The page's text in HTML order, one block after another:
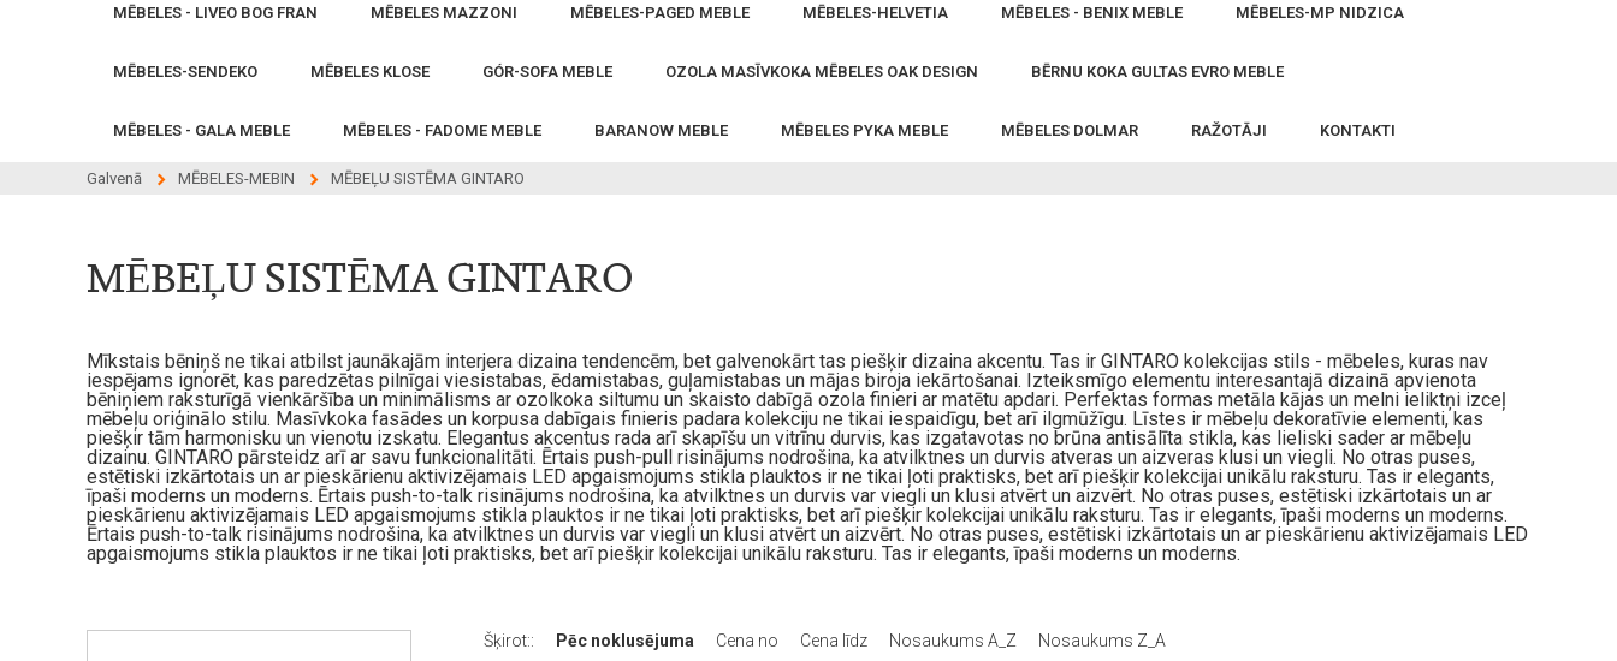
MĒBELES - LIVEO BOG FRAN MĒBELES MAZZONI MĒBELES-PAGED MEBLE MĒBELES-HELVETIA MĒBELES - BENIX MEBLE MĒBELES-MP NIDZICA
MĒBELES-SENDEKO MĒBELES KLOSE GÓR-SOFA MEBLE OZOLA MASĪVKOKA MĒBELES OAK DESIGN BĒRNU KOKA GULTAS EVRO MEBLE
MĒBELES - GALA MEBLE MĒBELES - FADOME MEBLE BARANOW MEBLE MĒBELES PYKA MEBLE MĒBELES DOLMAR RAŽOTĀJI KONTAKTI
Galvenā MĒBELES-MEBIN MĒBEĻU SISTĒMA GINTARO
MĒBEĻU SISTĒMA GINTARO
Mīkstais bēniņš ne tikai atbilst jaunākajām interjera dizaina tendencēm, bet galvenokārt tas piešķir dizaina akcentu. Tas ir GINTARO kolekcijas stils - mēbeles, kuras nav
iespējams ignorēt, kas paredzētas pilnīgai viesistabas, ēdamistabas, guļamistabas un mājas biroja iekārtošanai. Izteiksmīgo elementu interesantajā dizainā apvienota
bēniņiem raksturīgā vienkāršība un minimālisms ar ozolkoka siltumu un skaisto dabīgā ozola finieri ar matētu apdari. Perfektas formas metāla kājas un melni ieliktņi izceļ
mēbeļu oriģinālo stilu. Masīvkoka fasādes un korpusa dabīgais finieris padara kolekciju ne tikai iespaidīgu, bet arī ilgmūžīgu. Līstes ir mēbeļu dekoratīvie elementi, kas
piešķir tām harmonisku un vienotu izskatu. Elegantus akcentus rada arī skapīšu un vitrīnu durvis, kas izgatavotas no brūna antisālīta stikla, kas lieliski sader ar mēbeļu
dizainu. GINTARO pārsteidz arī ar savu funkcionalitāti. Ērtais push-pull risinājums nodrošina, ka atvilktnes un durvis atveras un aizveras klusi un viegli. No otras puses,
estētiski izkārtotais un ar pieskārienu aktivizējamais LED apgaismojums stikla plauktos ir ne tikai ļoti praktisks, bet arī piešķir kolekcijai unikālu raksturu. Tas ir elegants,
īpaši moderns un moderns. Ērtais push-to-talk risinājums nodrošina, ka atvilktnes un durvis var viegli un klusi atvērt un aizvērt. No otras puses, estētiski izkārtotais un ar
pieskārienu aktivizējamais LED apgaismojums stikla plauktos ir ne tikai ļoti praktisks, bet arī piešķir kolekcijai unikālu raksturu. Tas ir elegants, īpaši moderns un moderns.
Ērtais push-to-talk risinājums nodrošina, ka atvilktnes un durvis var viegli un klusi atvērt un aizvērt. No otras puses, estētiski izkārtotais un ar pieskārienu aktivizējamais LED
apgaismojums stikla plauktos ir ne tikai ļoti praktisks, bet arī piešķir kolekcijai unikālu raksturu. Tas ir elegants, īpaši moderns un moderns.
Šķirot:: Pēc noklusējuma Cena no Cena līdz Nosaukums A_Z Nosaukums Z_A